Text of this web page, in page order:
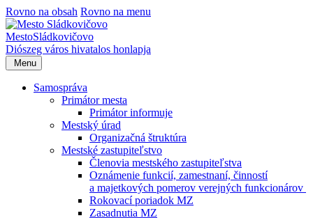
Rovno na obsah Rovno na menu
MestoSládkovičovo
Diószeg város hivatalos honlapja
Menu
Samospráva
Primátor mesta
Primátor informuje
Mestský úrad
Organizačná štruktúra
Mestské zastupiteľstvo
Členovia mestského zastupiteľstva
Oznámenie funkcií, zamestnaní, činností
a majetkových pomerov verejných funkcionárov
Rokovací poriadok MZ
Zasadnutia MZ